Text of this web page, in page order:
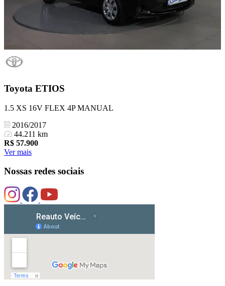
Toyota ETIOS
1.5 XS 16V FLEX 4P MANUAL
2016/2017
44.211 km
R$ 57.900
Ver mais
Nossas redes sociais